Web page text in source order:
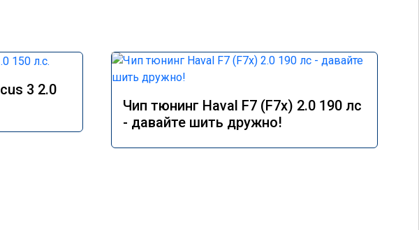
3 2.0
Чип тюнинг Haval F7 (F7x) 2.0 190 лс
- давайте шить дружно!